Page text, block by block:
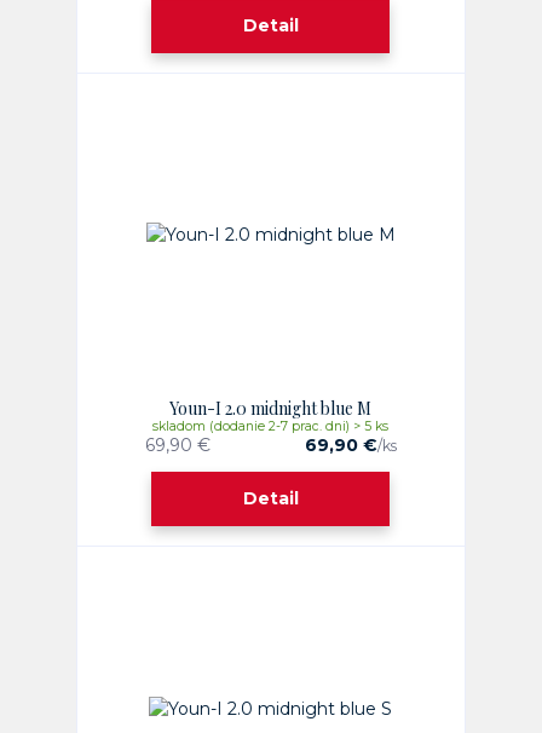
Detail
Youn-I 2.0 midnight blue M
69,90 € 69,90 €/ks
skladom (dodanie 2-7 prac. dni) > 5 ks
Detail